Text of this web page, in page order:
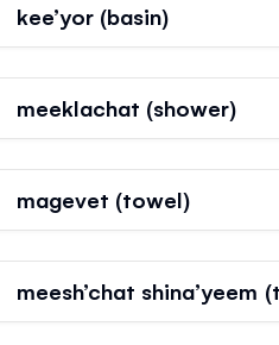
kee’yor (basin)
meeklachat (shower)
magevet (towel)
meesh’chat shina’yeem